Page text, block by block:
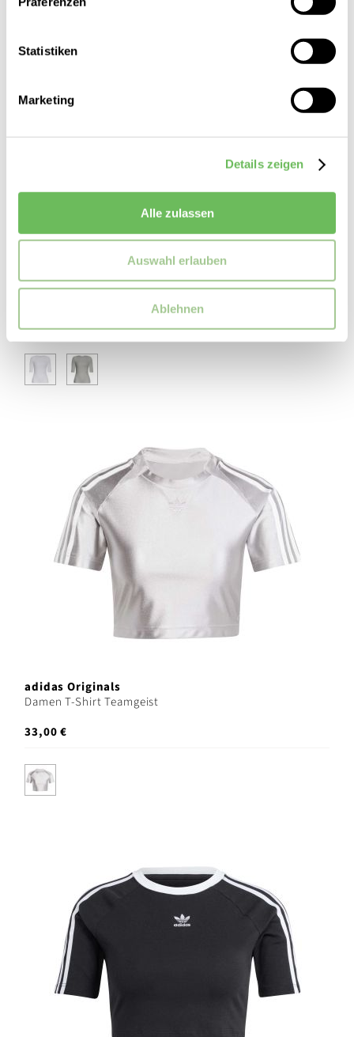
Statistiken
Marketing
Details zeigen
Alle zulassen
Auswahl erlauben
Ablehnen
Damen Shirt
adidas Originals
Damen T-Shirt Teamgeist
33,00 €